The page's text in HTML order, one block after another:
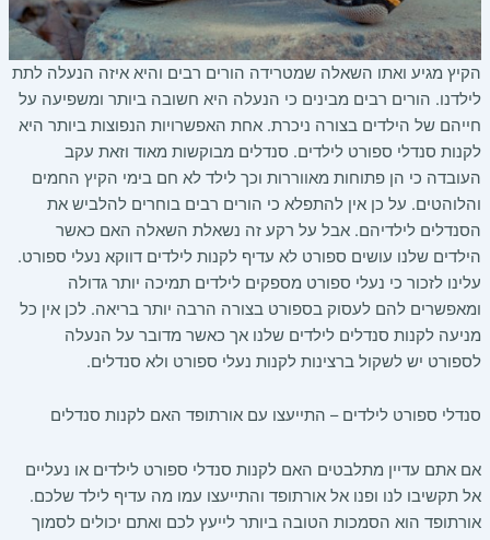
הקיץ מגיע ואתו השאלה שמטרידה הורים רבים והיא איזה הנעלה לתת
לילדנו. הורים רבים מבינים כי הנעלה היא חשובה ביותר ומשפיעה על
חייהם של הילדים בצורה ניכרת. אחת האפשרויות הנפוצות ביותר היא
לקנות סנדלי ספורט לילדים. סנדלים מבוקשות מאוד וזאת עקב
העובדה כי הן פתוחות מאווררות וכך לילד לא חם בימי הקיץ החמים
והלוהטים. על כן אין להתפלא כי הורים רבים בוחרים להלביש את
הסנדלים לילדיהם. אבל על רקע זה נשאלת השאלה האם כאשר
הילדים שלנו עושים ספורט לא עדיף לקנות לילדים דווקא נעלי ספורט.
עלינו לזכור כי נעלי ספורט מספקים לילדים תמיכה יותר גדולה
ומאפשרים להם לעסוק בספורט בצורה הרבה יותר בריאה. לכן אין כל
מניעה לקנות סנדלים לילדים שלנו אך כאשר מדובר על הנעלה
לספורט יש לשקול ברצינות לקנות נעלי ספורט ולא סנדלים.
סנדלי ספורט לילדים – התייעצו עם אורתופד האם לקנות סנדלים
אם אתם עדיין מתלבטים האם לקנות סנדלי ספורט לילדים או נעליים
אל תקשיבו לנו ופנו אל אורתופד והתייעצו עמו מה עדיף לילד שלכם.
אורתופד הוא הסמכות הטובה ביותר לייעץ לכם ואתם יכולים לסמוך